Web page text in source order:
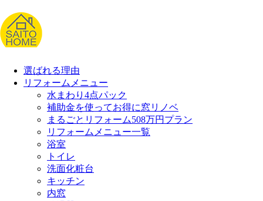
選ばれる理由
リフォームメニュー
水まわり4点パック
補助金を使ってお得に窓リノベ
まるごとリフォーム508万円プラン
リフォームメニュー一覧
浴室
トイレ
洗面化粧台
キッチン
内窓